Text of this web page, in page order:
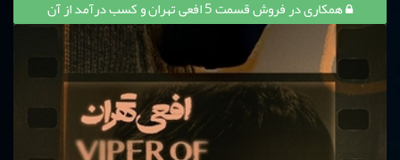
همکاری در فروش قسمت 5 افعی تهران و کسب درآمد از آن